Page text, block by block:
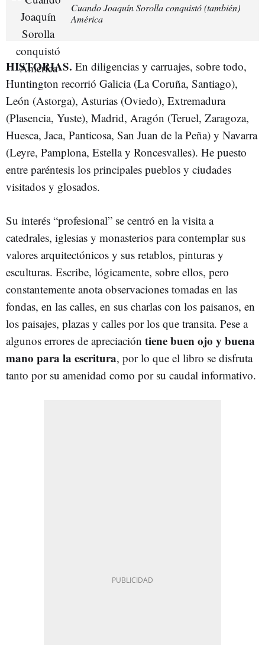
Cuando Joaquín Sorolla conquistó (también)
América
HISTORIAS. En diligencias y carruajes, sobre todo,
Huntington recorrió Galicia (La Coruña, Santiago),
León (Astorga), Asturias (Oviedo), Extremadura
(Plasencia, Yuste), Madrid, Aragón (Teruel, Zaragoza,
Huesca, Jaca, Panticosa, San Juan de la Peña) y Navarra
(Leyre, Pamplona, Estella y Roncesvalles). He puesto
entre paréntesis los principales pueblos y ciudades
visitados y glosados.
Su interés “profesional” se centró en la visita a
catedrales, iglesias y monasterios para contemplar sus
valores arquitectónicos y sus retablos, pinturas y
esculturas. Escribe, lógicamente, sobre ellos, pero
constantemente anota observaciones tomadas en las
fondas, en las calles, en sus charlas con los paisanos, en
los paisajes, plazas y calles por los que transita. Pese a
algunos errores de apreciación tiene buen ojo y buena
mano para la escritura, por lo que el libro se disfruta
tanto por su amenidad como por su caudal informativo.